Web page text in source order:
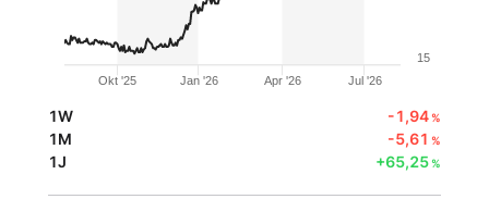
Okt '25 Jan '26 Apr '26 Jul '26
15
1W -1,94%
1M -5,61 %
1J +65,25%